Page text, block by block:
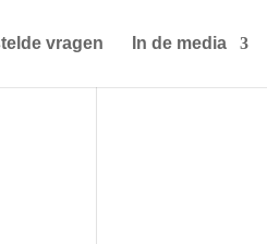
vragen In de media